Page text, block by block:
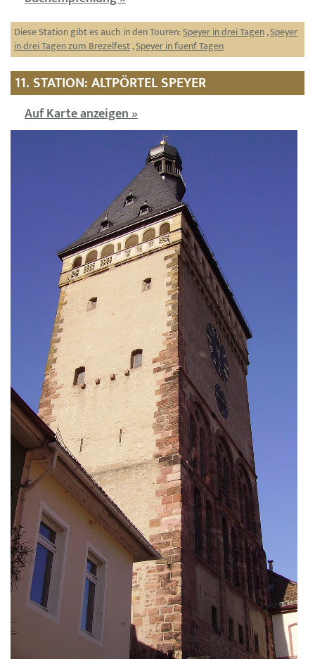
Diese Station gibt es auch in den Touren:Speyer in drei Tagen,Speyer
in drei Tagen zum Brezelfest,Speyer in fuenf Tagen
11. STATION: ALTPÖRTEL SPEYER
Auf Karte anzeigen »